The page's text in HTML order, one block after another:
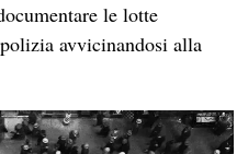
le lotte
avvicinandosi alla